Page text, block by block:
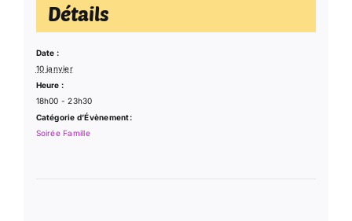
Détails
Date :
10 janvier
Heure :
18h00 - 23h30
Catégorie d’Évènement:
Soirée Famille